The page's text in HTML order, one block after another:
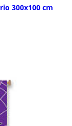
300x100 cm